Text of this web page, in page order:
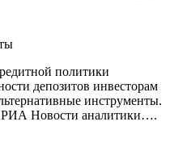
политики
депозитов инвесторам
инструменты.
РИА Новости аналитики….